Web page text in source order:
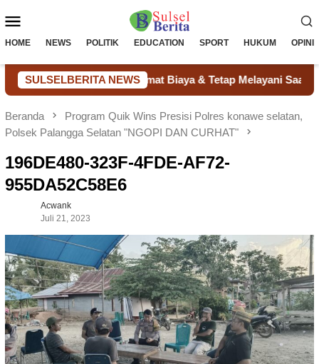
ke
Mobile
HOME NEWS POLITIK EDUCATION SPORT HUKUM OPINI
SULSELBERITA NEWS
Puskesmas Hemat Biaya & Tetap Melayani Saat Listrik
Beranda
Program Quik Wins Presisi Polres konawe selatan,
Polsek Palangga Selatan "NGOPI DAN CURHAT"
196DE480-323F-4FDE-AF72-
955DA52C58E6
Acwank
Juli 21, 2023